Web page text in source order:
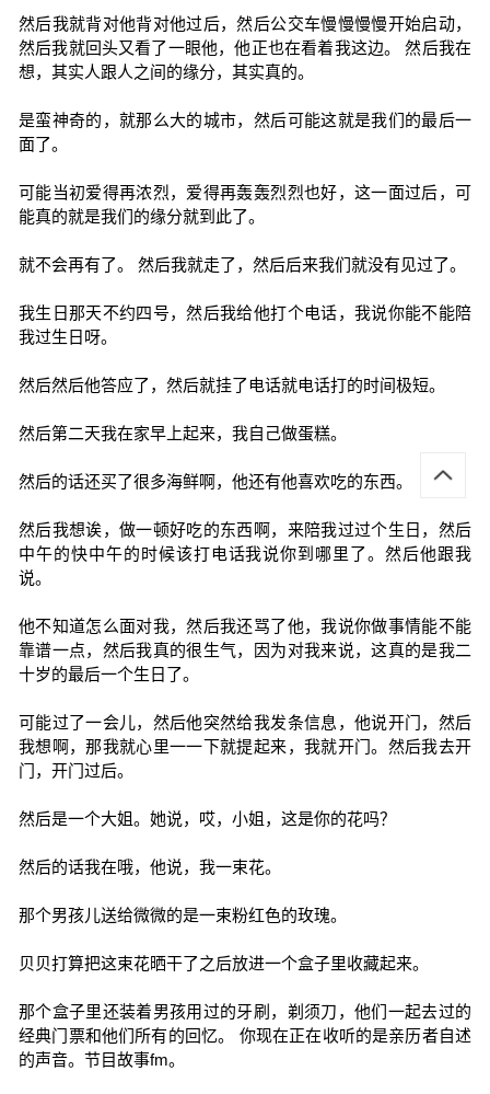
然后我就背对他背对他过后，然后公交车慢慢慢慢开始启动，
然后我就回头又看了一眼他，他正也在看着我这边。 然后我在
想，其实人跟人之间的缘分，其实真的。
是蛮神奇的，就那么大的城市，然后可能这就是我们的最后一
面了。
可能当初爱得再浓烈，爱得再轰轰烈烈也好，这一面过后，可
能真的就是我们的缘分就到此了。
就不会再有了。 然后我就走了，然后后来我们就没有见过了。
我生日那天不约四号，然后我给他打个电话，我说你能不能陪
我过生日呀。
然后然后他答应了，然后就挂了电话就电话打的时间极短。
然后第二天我在家早上起来，我自己做蛋糕。
然后的话还买了很多海鲜啊，他还有他喜欢吃的东西。
然后我想诶，做一顿好吃的东西啊，来陪我过过个生日，然后
中午的快中午的时候该打电话我说你到哪里了。然后他跟我
说。
他不知道怎么面对我，然后我还骂了他，我说你做事情能不能
靠谱一点，然后我真的很生气，因为对我来说，这真的是我二
十岁的最后一个生日了。
可能过了一会儿，然后他突然给我发条信息，他说开门，然后
我想啊，那我就心里一一下就提起来，我就开门。然后我去开
门，开门过后。
然后是一个大姐。她说，哎，小姐，这是你的花吗？
然后的话我在哦，他说，我一束花。
那个男孩儿送给微微的是一束粉红色的玫瑰。
贝贝打算把这束花晒干了之后放进一个盒子里收藏起来。
那个盒子里还装着男孩用过的牙刷，剃须刀，他们一起去过的
经典门票和他们所有的回忆。 你现在正在收听的是亲历者自述
的声音。节目故事fm。